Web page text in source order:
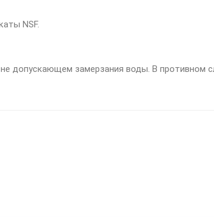
NSF.
замерзания воды. В противном